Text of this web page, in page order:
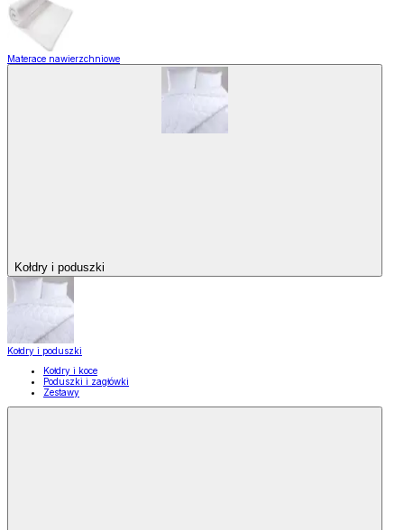
Materace nawierzchniowe
Kołdry i poduszki
Kołdry i poduszki
Kołdry i koce
Poduszki i zagłówki
Zestawy